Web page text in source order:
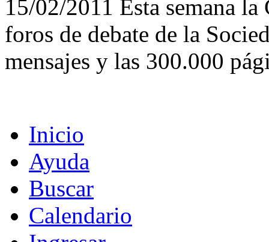
15/02/2011 Esta semana
foros de debate de la
mensajes y las 300.000
Inicio
Ayuda
Buscar
Calendario